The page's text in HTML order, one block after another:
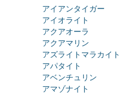
アイアンタイガー
アイオライト
アクアオーラ
アクアマリン
アズライトマラカイト
アパタイト
アベンチュリン
アマゾナイト